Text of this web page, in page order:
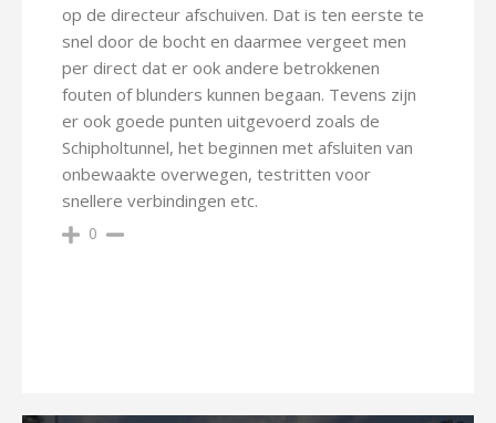
op de directeur afschuiven. Dat is ten eerste te
snel door de bocht en daarmee vergeet men
per direct dat er ook andere betrokkenen
fouten of blunders kunnen begaan. Tevens zijn
er ook goede punten uitgevoerd zoals de
Schipholtunnel, het beginnen met afsluiten van
onbewaakte overwegen, testritten voor
snellere verbindingen etc.
0